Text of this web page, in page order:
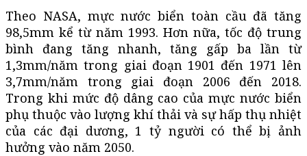
Theo NASA, mực nước biển toàn cầu đã tăng
98,5mm kể từ năm 1993. Hơn nữa, tốc độ trung
bình đang tăng nhanh, tăng gấp ba lần từ
1,3mm/năm trong giai đoạn 1901 đến 1971 lên
3,7mm/năm trong giai đoạn 2006 đến 2018.
Trong khi mức độ dâng cao của mực nước biển
phụ thuộc vào lượng khí thải và sự hấp thụ nhiệt
của các đại dương, 1 tỷ người có thể bị ảnh
hưởng vào năm 2050.